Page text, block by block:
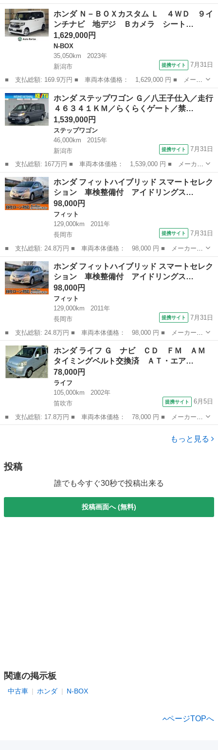
名： ホンダ ■ 車種名： ライフ ■ グレード名： Ｃターボ Ｅ
ＴＣ エアロ カーナビ ■ 排気量： 660cc ■ ドア枚数： 5D ■
ミ...
長野 松本市 ライフ
ホンダ Ｎ－ＢＯＸカスタム Ｌ ４ＷＤ ９イ
ンチナビ 地デジ Ｂカメラ シート…
1,629,000円
N-BOX
35,050km
2023年
新潟市
提携サイト 7月31日
■ 支払総額: 169.9万円 ■ 車両本体価格： 1,629,000 円 ■ メーカ
ー名： ホンダ ■ 車種名： Ｎ－ＢＯＸカスタム ■ グレード
名： Ｌ ４ＷＤ ９インチナビ 地デジ Ｂカメラ シートヒータ
ー ＬＥＤヘ...
新潟 新潟市 N-BOX
ホンダ ステップワゴン Ｇ／八王子仕入／走行
４６３４１ＫＭ／らくらくゲート／禁…
1,539,000円
ステップワゴン
46,000km
2015年
新潟市
提携サイト 7月31日
■ 支払総額: 167万円 ■ 車両本体価格： 1,539,000 円 ■ メーカー
名： ホンダ ■ 車種名： ステップワゴン ■ グレード名： Ｇ／
八王子仕入／走行４６３４１ＫＭ／らくらくゲート／禁煙車 純正ナ
ビ／ワンセ...
新潟 新潟市 ステップワゴン
ホンダ フィットハイブリッド スマートセレク
ション 車検整備付 アイドリングス…
98,000円
フィット
129,000km
2011年
長岡市
提携サイト 7月31日
■ 支払総額: 24.8万円 ■ 車両本体価格： 98,000 円 ■ メーカー
名： ホンダ ■ 車種名： フィットハイブリッド ■ グレード
名： スマートセレクション 車検整備付 アイドリングストップ
クルーズコントロー...
新潟 長岡市 フィット フィットハイブリッド
ホンダ フィットハイブリッド スマートセレク
ション 車検整備付 アイドリングス…
98,000円
フィット
129,000km
2011年
長岡市
提携サイト 7月31日
■ 支払総額: 24.8万円 ■ 車両本体価格： 98,000 円 ■ メーカー
名： ホンダ ■ 車種名： フィットハイブリッド ■ グレード
名： スマートセレクション 車検整備付 アイドリングストップ
クルーズコントロー...
新潟 長岡市 フィット
ホンダ ライフ Ｇ ナビ ＣＤ ＦＭ ＡＭ
タイミングベルト交換済 ＡＴ・エア…
78,000円
ライフ
105,000km
2002年
笛吹市
提携サイト 6月5日
■ 支払総額: 17.8万円 ■ 車両本体価格： 78,000 円 ■ メーカー
名： ホンダ ■ 車種名： ライフ ■ グレード名： Ｇ ナビ Ｃ
Ｄ ＦＭ ＡＭ タイミングベルト交換済 ＡＴ・エアコン・パワー
もっと見る
投稿
誰でも今すぐ30秒で投稿出来る
投稿画面へ (無料)
関連の掲示板
中古車 ホンダ N-BOX
ページTOPへ